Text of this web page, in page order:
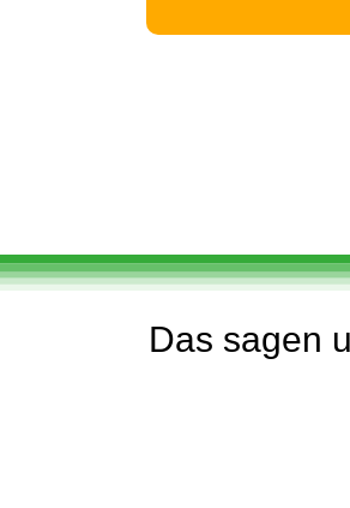
Das sagen